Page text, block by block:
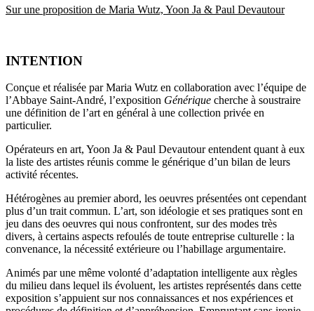
Sur une proposition de Maria Wutz, Yoon Ja & Paul Devautour
INTENTION
Conçue et réalisée par Maria Wutz en collaboration avec l’équipe de
l’Abbaye Saint-André, l’exposition Générique cherche à soustraire
une définition de l’art en général à une collection privée en
particulier.
Opérateurs en art, Yoon Ja & Paul Devautour entendent quant à eux
la liste des artistes réunis comme le générique d’un bilan de leurs
activité récentes.
Hétérogènes au premier abord, les oeuvres présentées ont cependant
plus d’un trait commun. L’art, son idéologie et ses pratiques sont en
jeu dans des oeuvres qui nous confrontent, sur des modes très
divers, à certains aspects refoulés de toute entreprise culturelle : la
convenance, la nécessité extérieure ou l’habillage argumentaire.
Animés par une même volonté d’adaptation intelligente aux règles
du milieu dans lequel ils évoluent, les artistes représentés dans cette
exposition s’appuient sur nos connaissances et nos expériences et